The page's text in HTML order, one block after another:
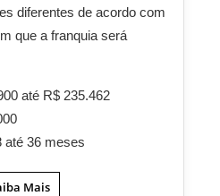
diferentes de acordo com
que a franquia será
até R$ 235.462
até 36 meses
Mais